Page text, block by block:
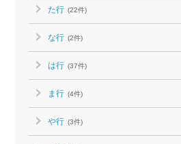
た行 (22件)
な行 (2件)
は行 (37件)
ま行 (4件)
や行 (3件)